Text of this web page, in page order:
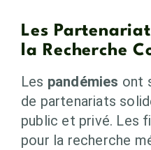
Les
la Recherche
Les pandémies ont
de partenariats
public et privé. Les
pour la recherche